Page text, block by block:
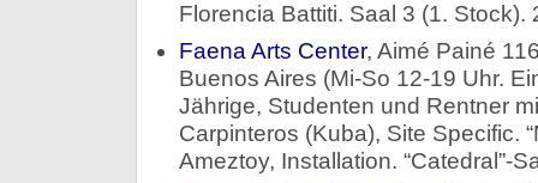
Florencia Battiti. Saal 3 (1. Stock).
Faena Arts Center, Aimé Painé
Buenos Aires (Mi-So 12-19 Uhr.
Jährige, Studenten und Rentner
Carpinteros (Kuba), Site Specific.
Ameztoy, Installation. “Catedral”-